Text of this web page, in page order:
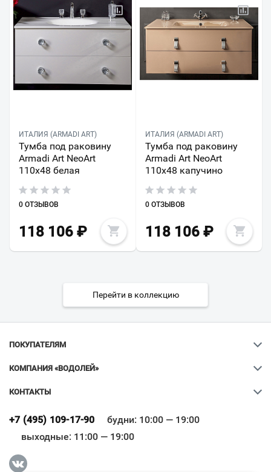
ИТАЛИЯ (ARMADI ART)
Тумба под раковину
Armadi Art NeoArt
110х48 белая
0 ОТЗЫВОВ
118 106 ₽
ИТАЛИЯ (ARMADI ART)
Тумба под раковину
Armadi Art NeoArt
110х48 капучино
0 ОТЗЫВОВ
118 106₽
Перейти в коллекцию
ПОКУПАТЕЛЯМ
КОМПАНИЯ «ВОДОЛЕЙ»
КОНТАКТЫ
+7 (495) 109-17-90
будни: 10:00 — 19:00
выходные: 11:00 — 19:00
Всё верно